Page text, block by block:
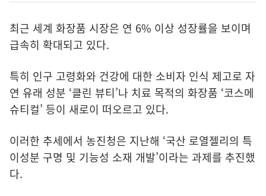
최근 세계 화장품 시장은 연 6% 이상 성장률을 보이며
급속히 확대되고 있다.
특히 인구 고령화와 건강에 대한 소비자 인식 제고로 자
연 유래 성분 ‘클린 뷰티’나 치료 목적의 화장품 ‘코스메
슈티컬’ 등이 새로이 떠오르고 있다.
이러한 추세에서 농진청은 지난해 ‘국산 로열젤리의 특
이성분 구명 및 기능성 소재 개발’이라는 과제를 추진했
다.